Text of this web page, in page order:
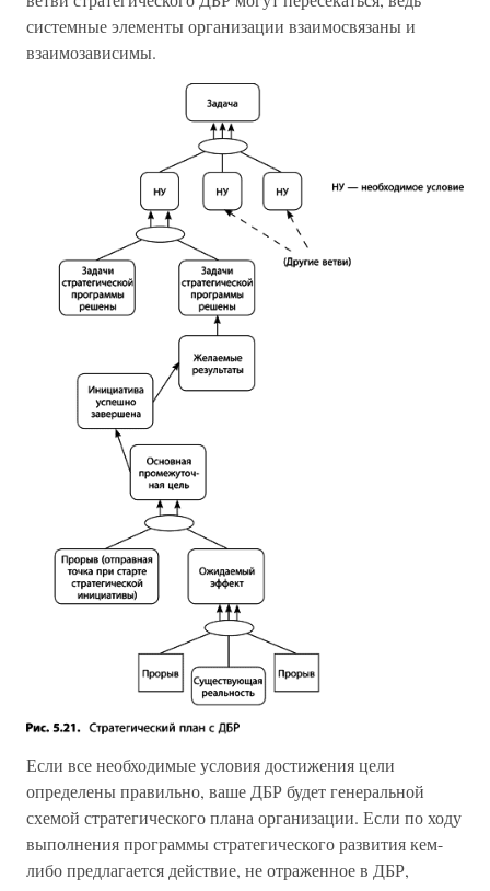
системные элементы организации взаимосвязаны и
взаимозависимы.
Если все необходимые условия достижения цели
определены правильно, ваше ДБР будет генеральной
схемой стратегического плана организации. Если по ходу
выполнения программы стратегического развития кем-
либо предлагается действие, не отраженное в ДБР,